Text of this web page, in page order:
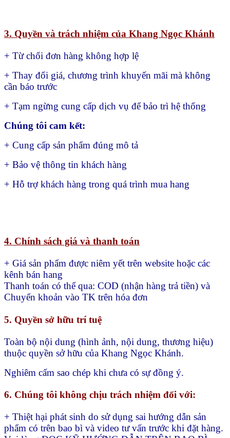
3. Quyền và trách nhiệm của Khang Ngọc Khánh
+ Từ chối đơn hàng không hợp lệ
+ Thay đổi giá, chương trình khuyến mãi mà không
cần báo trước
+ Tạm ngừng cung cấp dịch vụ để bảo trì hệ thống
Chúng tôi cam kết:
+ Cung cấp sản phẩm đúng mô tả
+ Bảo vệ thông tin khách hàng
+ Hỗ trợ khách hàng trong quá trình mua hang
4. Chính sách giá và thanh toán
+ Giá sản phẩm được niêm yết trên website hoặc các
kênh bán hang
Thanh toán có thể qua: COD (nhận hàng trả tiền) và
Chuyển khoản vào TK trên hóa đơn
5. Quyền sở hữu trí tuệ
Toàn bộ nội dung (hình ảnh, nội dung, thương hiệu)
thuộc quyền sở hữu của Khang Ngọc Khánh.
Nghiêm cấm sao chép khi chưa có sự đồng ý.
6. Chúng tôi không chịu trách nhiệm đối với:
+ Thiệt hại phát sinh do sử dụng sai hướng dẫn sản
phẩm có trên bao bì và video tư vấn trước khi đặt hàng.